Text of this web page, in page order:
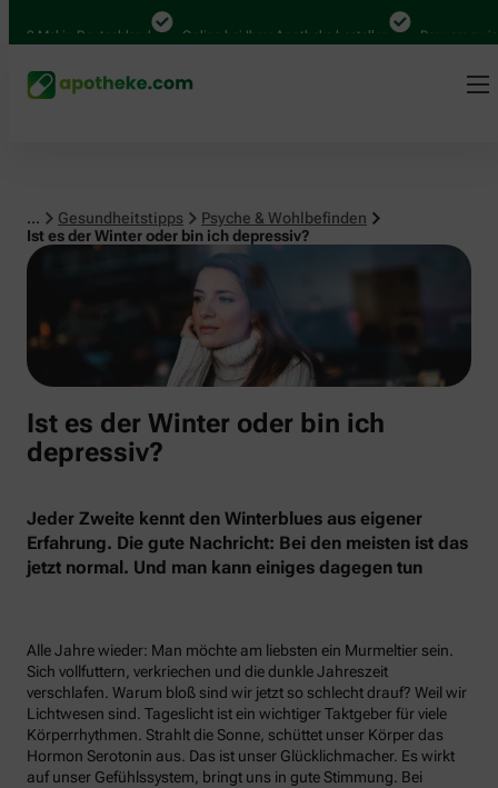
Mal in Deutschland Online bei Ihrer Apotheke bestellen Bequem
... Gesundheitstipps
Psyche & Wohlbefinden
Ist es der Winter oder bin ich depressiv?
Psyche & Wohlbefinden
Ist es der Winter oder bin ich
depressiv?
Jeder Zweite kennt den Winterblues aus eigener
Erfahrung. Die gute Nachricht: Bei den meisten ist das
jetzt normal. Und man kann einiges dagegen tun
Alle Jahre wieder: Man möchte am liebsten ein Murmeltier sein.
Sich vollfuttern, verkriechen und die dunkle Jahreszeit
verschlafen. Warum bloß sind wir jetzt so schlecht drauf? Weil wir
Lichtwesen sind. Tageslicht ist ein wichtiger Taktgeber für viele
Körperrhythmen. Strahlt die Sonne, schüttet unser Körper das
Hormon Serotonin aus. Das ist unser Glücklichmacher. Es wirkt
auf unser Gefühlssystem, bringt uns in gute Stimmung. Bei